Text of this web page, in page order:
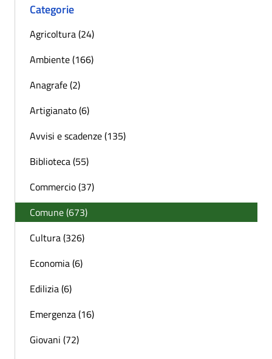
Categorie
Agricoltura (24)
Ambiente (166)
Anagrafe (2)
Artigianato (6)
Avvisi e scadenze (135)
Biblioteca (55)
Commercio (37)
Comune (673)
Cultura (326)
Economia (6)
Edilizia (6)
Emergenza (16)
Giovani (72)